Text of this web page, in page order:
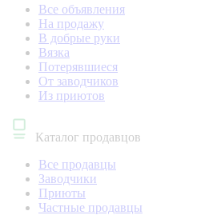
Все объявления
На продажу
В добрые руки
Вязка
Потерявшиеся
От заводчиков
Из приютов
Каталог продавцов
Все продавцы
Заводчики
Приюты
Частные продавцы